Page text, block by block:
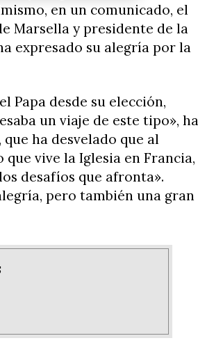
en un comunicado, el
Marsella y presidente de la
expresado su alegría por la
Papa desde su elección,
un viaje de este tipo», ha
ha desvelado que al
vive la Iglesia en Francia,
desafíos que afronta».
pero también una gran